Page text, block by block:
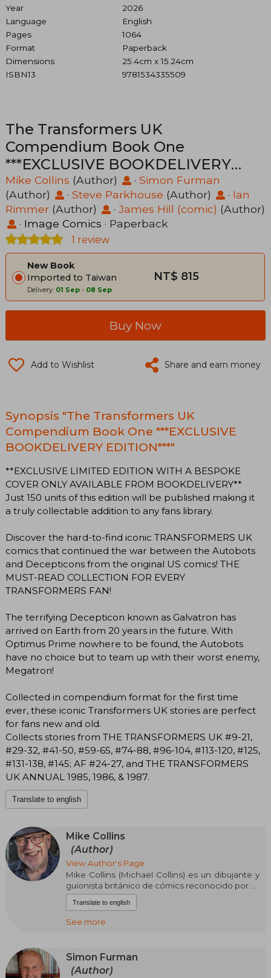
Year
2026
Language
English
Pages
1064
Format
Paperback
Dimensions
25.4cm x 15.24cm
ISBN13
9781534335509
The Transformers UK
Compendium Book One
***EXCLUSIVE BOOKDELIVERY
EDITION***
Mike Collins (Author) · Simon Furman
(Author)
· Steve Parkhouse (Author) · Ian
Rimmer (Author) · James Hill (comic) (Author)
· Image Comics · Paperback
1 review
New Book
Imported to Taiwan
Delivery: 01 Sep - 08 Sep
NT$ 815
Buy Now
Add to Wishlist Share and earn money
Synopsis "The Transformers UK
Compendium Book One ***EXCLUSIVE
BOOKDELIVERY EDITION***"
**EXCLUSIVE LIMITED EDITION WITH A BESPOKE
COVER ONLY AVAILABLE FROM BOOKDELIVERY**
Just 150 units of this edition will be published making it
a truly collectable addition to any fans library.
Discover the hard-to-find iconic TRANSFORMERS UK
comics that continued the war between the Autobots
and Decepticons from the original US comics! THE
MUST-READ COLLECTION FOR EVERY
TRANSFORMERS FAN!
The terrifying Decepticon known as Galvatron has
arrived on Earth from 20 years in the future. With
Optimus Prime nowhere to be found, the Autobots
have no choice but to team up with their worst enemy,
Megatron!
Collected in compendium format for the first time
ever, these iconic Transformers UK stories are perfect
for fans new and old.
Collects stories from THE TRANSFORMERS UK #9-21,
#29-32, #41-50, #59-65, #74-88, #96-104, #113-120, #125,
#131-138, #145; AF #24-27, and THE TRANSFORMERS
UK ANNUAL 1985, 1986, & 1987.
Translate to english
Mike Collins
(Author)
View Author's Page
Mike Collins (Michael Collins) es un dibujante y
guionista británico de cómics reconocido por su
trabajo en la industria del cómic anglosajón,
especialmente en Reino Unido y Estados
Unidos. A lo largo de su carrera ha colaborado
títulos de ciencia ficción, superhéroes y
adaptaciones televisivas. Su estilo se caracteriza
por una narrativa clara y dinámica, con especial
Translate to english
See more
Simon Furman
(Author)